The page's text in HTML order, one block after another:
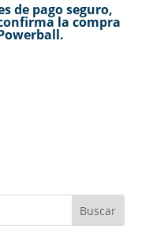
de pago seguro,
la compra